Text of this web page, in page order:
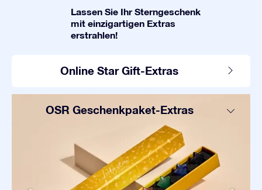
Lassen Sie Ihr Sterngeschenk
mit einzigartigen Extras
erstrahlen!
Online Star Gift-Extras
OSR Geschenkpaket-Extras